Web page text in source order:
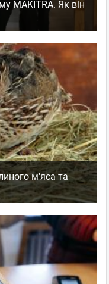
MAKITRA. Як він
м'яса та